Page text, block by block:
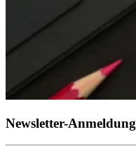
Newsletter-Anmeldung